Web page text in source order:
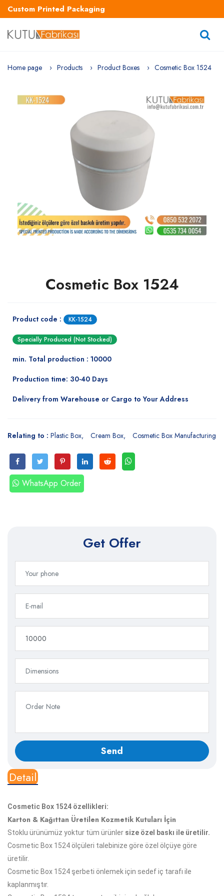
Custom Printed Packaging
Home page Products Product Boxes Cosmetic Box 1524
Cosmetic Box 1524
Product code : KK-1524
Specially Produced (Not Stocked)
min. Total production : 10000
Production time: 30-40 Days
Delivery from Warehouse or Cargo to Your Address
Relating to : Plastic Box Cream Box Cosmetic Box Manufacturing
WhatsApp Order
Get Offer
Detail
Cosmetic Box 1524 özellikleri:
Karton & Kağıttan Üretilen Kozmetik Kutuları İçin
Stoklu ürünümüz yoktur tüm ürünler size özel baskı ile üretilir.
Cosmetic Box 1524 ölçüleri talebinize göre özel ölçüye göre
üretilir.
Cosmetic Box 1524 şerbeti önlemek için sedef iç tarafı ile
kaplanmıştır.